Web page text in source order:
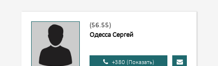
(56.55)
Одесса Сергей
+380 (Показать)